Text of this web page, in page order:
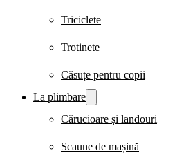
Triciclete
Trotinete
Căsuțe pentru copii
La plimbare
Cărucioare și landouri
Scaune de mașină